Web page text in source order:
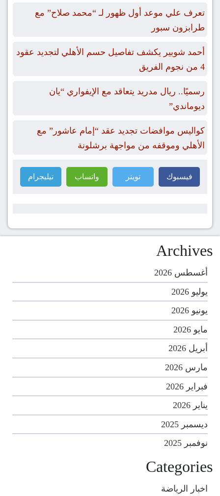
تعرف علي موعد أول ظهور لـ “محمد صلاح” مع
طرابزون سبور
أحمد شوبير يكشف تفاصيل حسم الأهلي لتجديد عقود
4 من نجوم الفريق
رسميًا.. ريال مدريد يتعاقد مع الإيفواري “يان
ديوماندي”
كواليس موافضات تجديد عقد “إمام عاشور” مع
الأهلي وموقفه من مواجهة برشلونة
فيسبوك تويتر واتساب تيليجرام
Archives
أغسطس 2026
يوليو 2026
يونيو 2026
مايو 2026
أبريل 2026
مارس 2026
فبراير 2026
يناير 2026
ديسمبر 2025
نوفمبر 2025
Categories
اخبار الرياضة